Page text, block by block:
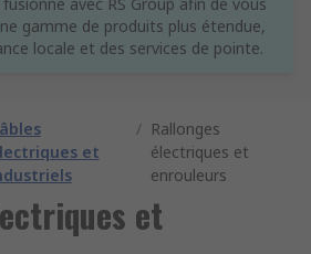
gamme de produits plus étendue,
locale et des services de pointe.
et
/ Rallonges
électriques et
enrouleurs
et